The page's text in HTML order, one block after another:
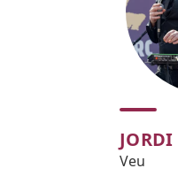
JORDI
Veu